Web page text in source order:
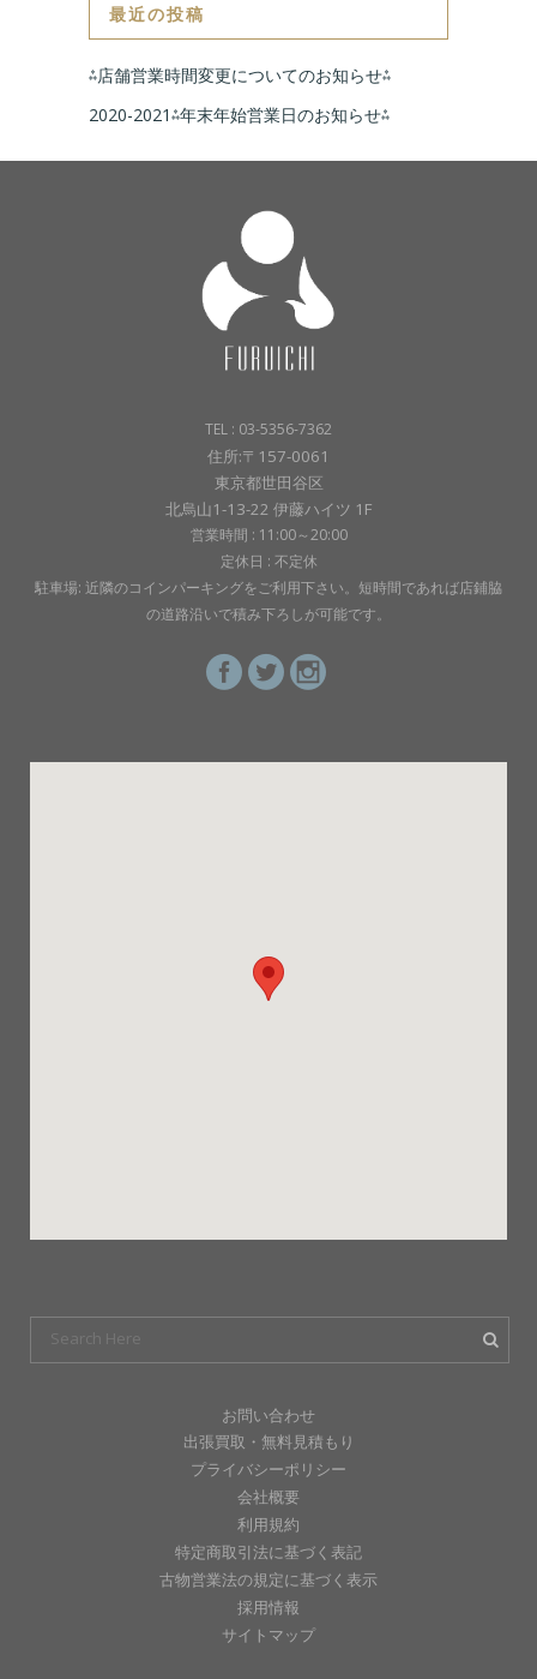
最近の投稿
⁂店舗営業時間変更についてのお知らせ⁂
2020-2021⁂年末年始営業日のお知らせ⁂
TEL : 03-5356-7362
住所:〒157-0061
東京都世田谷区
北烏山1-13-22 伊藤ハイツ 1F
営業時間 : 11:00～20:00
定休日 : 不定休
駐車場: 近隣のコインパーキングをご利用下さい。短時間であれば店鋪脇
の道路沿いで積み下ろしが可能です。
お問い合わせ
出張買取・無料見積もり
プライバシーポリシー
会社概要
利用規約
特定商取引法に基づく表記
古物営業法の規定に基づく表示
採用情報
サイトマップ